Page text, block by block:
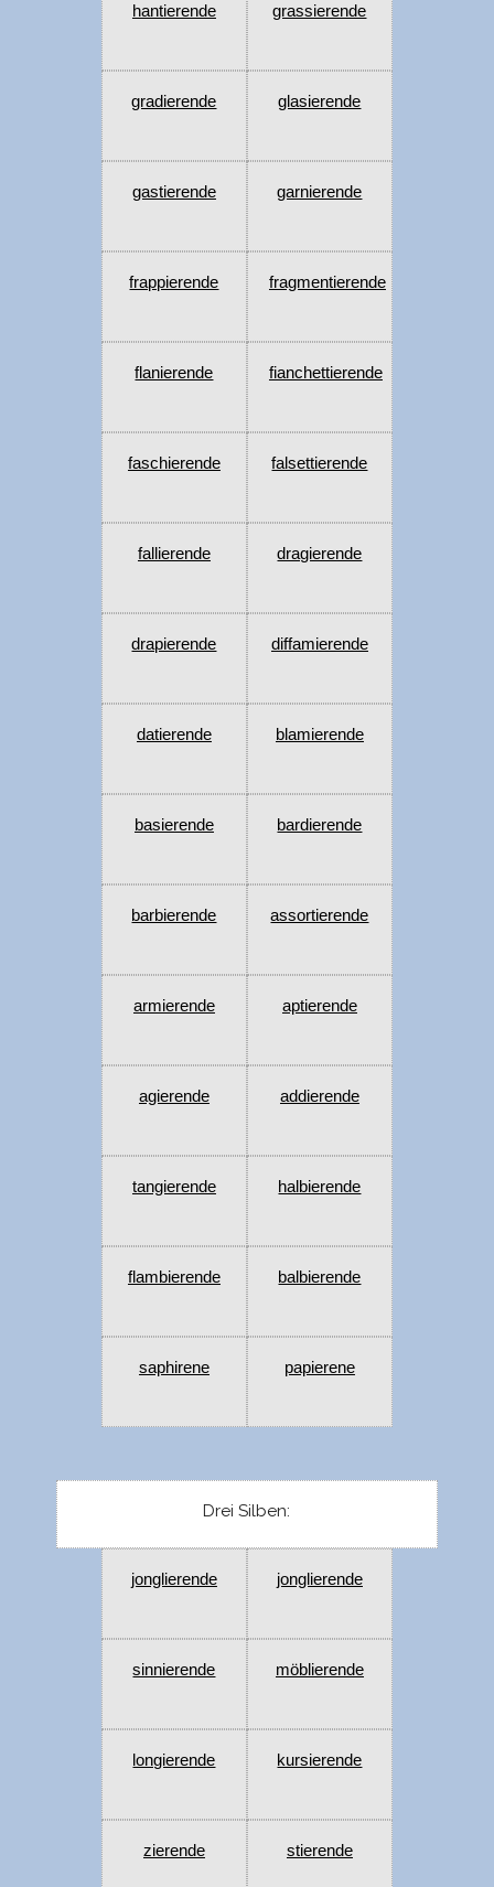
hantierende grassierende
gradierende glasierende
gastierende garnierende
frappierende fragmentierende
flanierende fianchettierende
faschierende falsettierende
fallierende dragierende
drapierende diffamierende
datierende blamierende
basierende bardierende
barbierende assortierende
armierende aptierende
agierende addierende
tangierende halbierende
flambierende balbierende
saphirene papierene
Drei Silben:
jonglierende jonglierende
sinnierende möblierende
longierende kursierende
zierende stierende